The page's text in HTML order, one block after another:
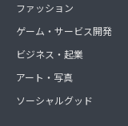
ファッション
ゲーム・サービス開発
ビジネス・起業
アート・写真
ソーシャルグッド